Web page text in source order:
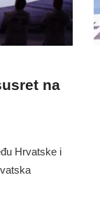
na
Hrvatske i